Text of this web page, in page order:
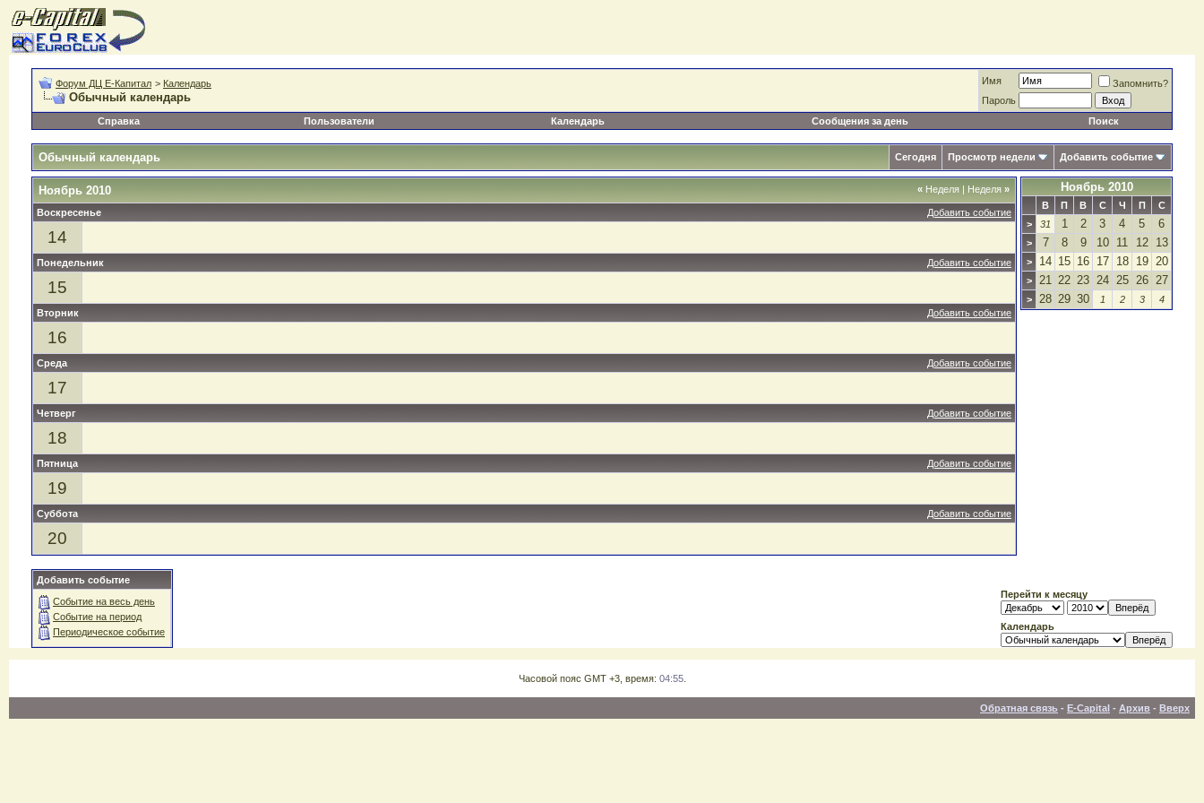
Форум ДЦ Е-Капитал > Календарь
Обычный календарь
Имя
Запомнить?
Пароль
Справка
Пользователи Календарь Сообщения за день Поиск
Обычный календарь Сегодня Просмотр недели Добавить событие
« Неделя | Неделя »
Ноябрь 2010
Добавить событие
Воскресенье
14
Добавить событие
Понедельник
15
Добавить событие
Вторник
16
Добавить событие
Среда
17
Добавить событие
Четверг
18
Добавить событие
Пятница
19
Добавить событие
Суббота
20
Ноябрь 2010
В П В С Ч П
С
>
31 1 2 3 4 5 6
> 7 8 9 10 11 12 13
> 14 15 16 17 18 19 20
> 21 22 23 24 25 26 27
> 28 29 30 1 2 3 4
Добавить событие
Событие на весь день
Событие на период
Периодическое событие
Перейти к месяцу
Календарь
Часовой пояс GMT +3, время: 04:55.
Обратная связь - E-Capital - Архив - Вверх